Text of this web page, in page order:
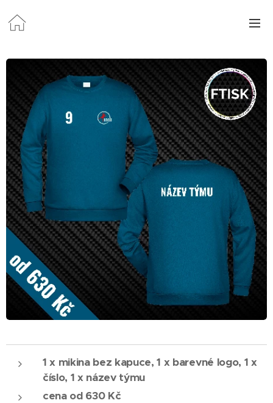
1 x mikina bez kapuce, 1 x barevné logo, 1 x
číslo, 1 x název týmu
cena od 630 Kč